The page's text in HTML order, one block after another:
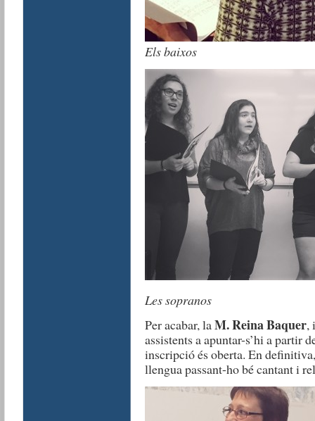
Els baixos
Les sopranos
Per acabar, laM. Reina Baquer,
assistents a apuntar-s’hi a partir
inscripció és oberta. En
llengua passant-ho bé cantant i